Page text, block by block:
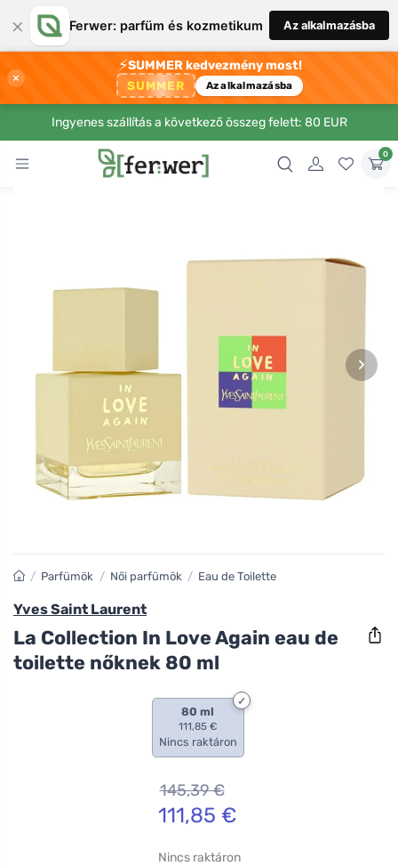
× Ferwer: parfüm és kozmetikum Az alkalmazásba
×
⚡SUMMER kedvezmény most!
SUMMER Az alkalmazásba
Ingyenes szállítás a következő összeg felett: 80 EUR
0
›
/ Parfümök / Női parfümök / Eau de Toilette
Yves Saint Laurent
La Collection In Love Again eau de
toilette nőknek 80 ml
80 ml
111,85 €
Nincs raktáron
145,39€
111,85 €
Nincs raktáron